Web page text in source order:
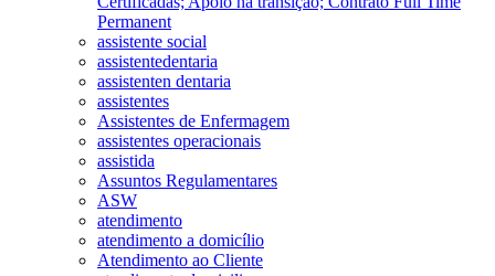
Permanent
assistente social
assistentedentaria
assistenten dentaria
assistentes
Assistentes de Enfermagem
assistentes operacionais
assistida
Assuntos Regulamentares
ASW
atendimento
atendimento a domicílio
Atendimento ao Cliente